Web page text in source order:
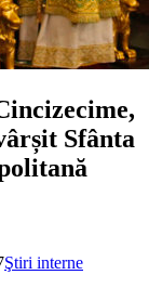
Sfânta
Ştiri interne